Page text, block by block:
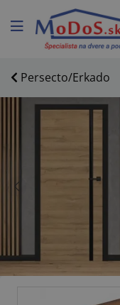
Persecto/Erkado